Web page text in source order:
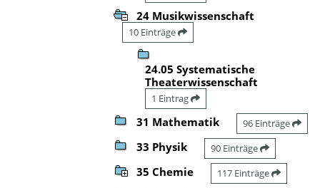
24 Musikwissenschaft
10 Einträge
24.05 Systematische
Theaterwissenschaft
1 Eintrag
31 Mathematik 96 Einträge
33 Physik 90 Einträge
35 Chemie 117 Einträge